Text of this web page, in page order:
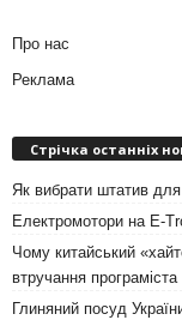
Про нас
Реклама
Стрічка останніх
Як вибрати штатив
Електромотори на E-
Чому китайський
втручання програміста
Глиняний посуд